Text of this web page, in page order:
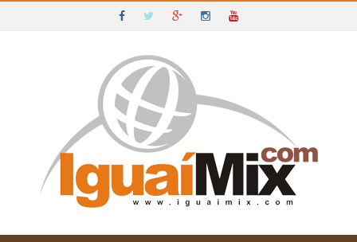
IGUAÍ E SUDOESTE DA BAHIA